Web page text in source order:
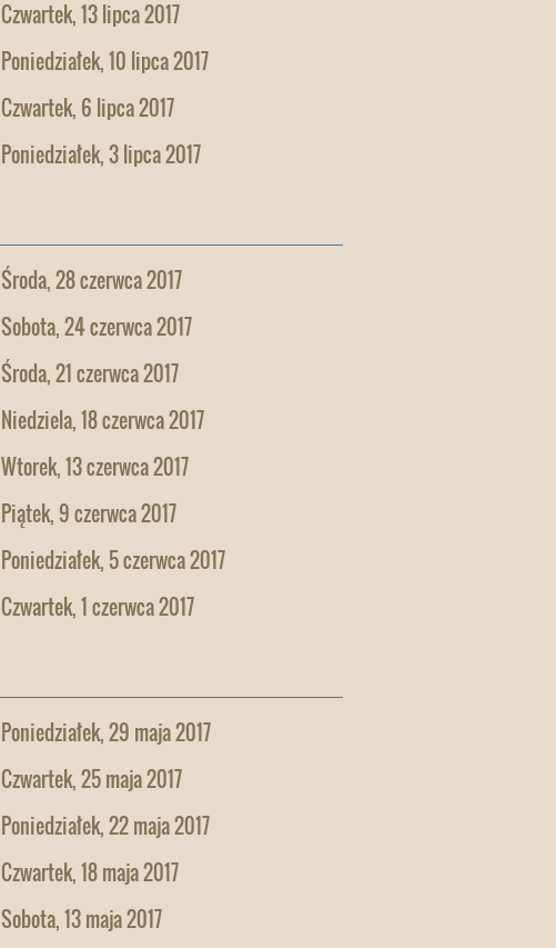
Czwartek, 13 lipca 2017
Poniedziałek, 10 lipca 2017
Czwartek, 6 lipca 2017
Poniedziałek, 3 lipca 2017
Środa, 28 czerwca 2017
Sobota, 24 czerwca 2017
Środa, 21 czerwca 2017
Niedziela, 18 czerwca 2017
Wtorek, 13 czerwca 2017
Piątek, 9 czerwca 2017
Poniedziałek, 5 czerwca 2017
Czwartek, 1 czerwca 2017
Poniedziałek, 29 maja 2017
Czwartek, 25 maja 2017
Poniedziałek, 22 maja 2017
Czwartek, 18 maja 2017
Sobota, 13 maja 2017